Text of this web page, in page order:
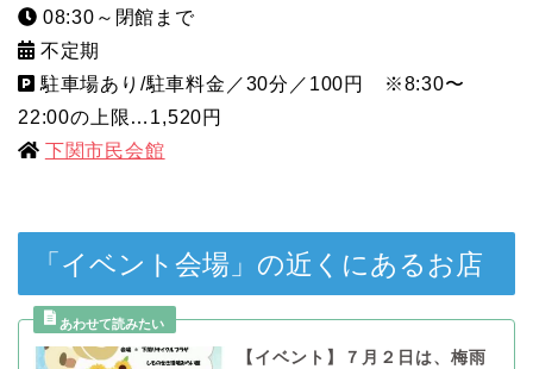
08:30～閉館まで
不定期
駐車場あり/駐車料金／30分／100円 ※8:30〜
22:00の上限…1,520円
下関市民会館
「イベント会場」の近くにあるお店
【イベント】７月２日は、梅雨